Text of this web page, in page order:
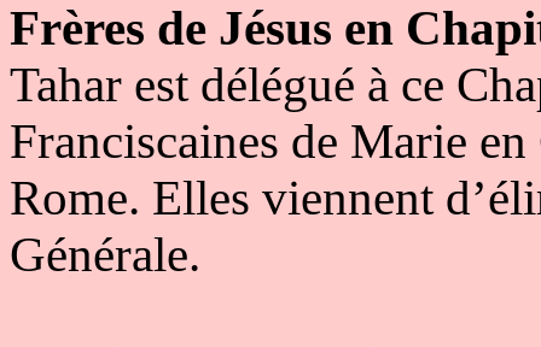
Frères de Jésus en
Tahar est délégué à ce
Franciscaines de Marie
Rome. Elles viennent
Générale.